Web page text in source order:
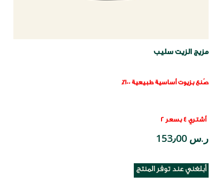
مزيج الزيت سليب
صُنع بزيوت أساسية طبيعية 100٪
أشتري 4 بسعر 2
ر.س 153٫00
أبلغني عند توفر المنتج